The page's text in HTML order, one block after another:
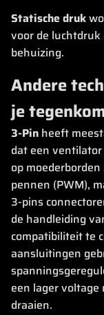
Statische druk
voor de luchtdruk
behuizing.
Andere
je
3-Pin heeft
dat een
op
pennen (PWM),
3-pins
de handleiding
compatibiliteit te
aansluitingen
een lager
draaien.